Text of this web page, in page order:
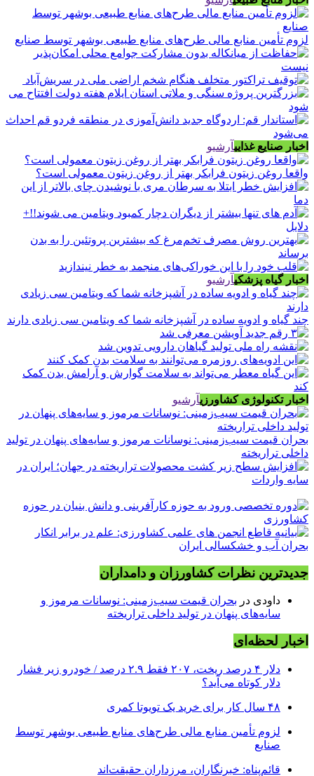
لزوم تأمین منابع مالی طرح‌های منابع طبیعی بوشهر توسط صنایع
اخبار صنایع غذاییآرشیو
واقعا روغن زیتون فرابکر بهتر از روغن زیتون معمولی است؟
اخبار گیاه پزشکیآرشیو
چند گیاه و ادویه ساده در آشپزخانه شما که ویتامین سی زیادی دارند
اخبار تکنولوژی کشاورزیآرشیو
بحران قیمت سیب‌زمینی: نوسانات مرموز و سایه‌های پنهان در تولید
داخلی تراریخته
جدیدترین نظرات کشاورزان و دامداران
داودی در بحران قیمت سیب‌زمینی: نوسانات مرموز و
سایه‌های پنهان در تولید داخلی تراریخته
اخبار لحظه‌ای
دلار ۴ درصد ریخت، ۲۰۷ فقط ۲.۹ درصد / خودرو زیر فشار
دلار کوتاه می‌آید؟
۴۸ سال کار برای خرید یک تویوتا کمری
لزوم تأمین منابع مالی طرح‌های منابع طبیعی بوشهر توسط
صنایع
قائم‌پناه: ‏خبرنگاران، مرزداران حقیقت‌اند